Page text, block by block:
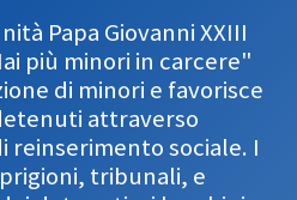
Papa Giovanni XXIII
più minori in carcere"
di minori e favorisce
attraverso
reinserimento sociale. I
tribunali, e